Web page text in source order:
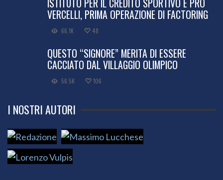
ISTITUTO PER IL CREDITO SPORTIVO E PRO
VERCELLI, PRIMA OPERAZIONE DI FACTORING
66.1K 48
QUESTO “SIGNORE” MERITA DI ESSERE
CACCIATO DAL VILLAGGIO OLIMPICO
56.5K 106
I NOSTRI AUTORI